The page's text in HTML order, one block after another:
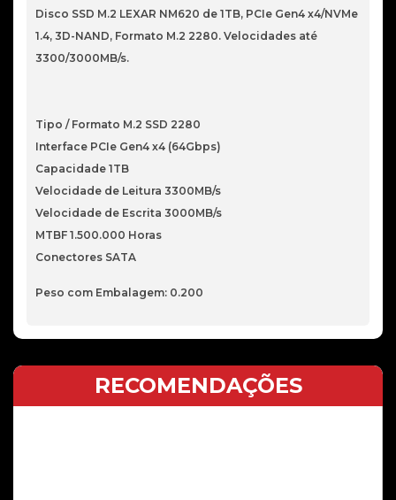
1TB
3300/3000
Disco SSD M.2 LEXAR NM620 de 1TB, PCIe Gen4 x4/NVMe
1.4, 3D-NAND, Formato M.2 2280. Velocidades até
3300/3000MB/s.
Tipo / Formato M.2 SSD 2280
Interface PCIe Gen4 x4 (64Gbps)
Capacidade 1TB
Velocidade de Leitura 3300MB/s
Velocidade de Escrita 3000MB/s
MTBF 1.500.000 Horas
Conectores SATA
Peso com Embalagem: 0.200
RECOMENDAÇÕES